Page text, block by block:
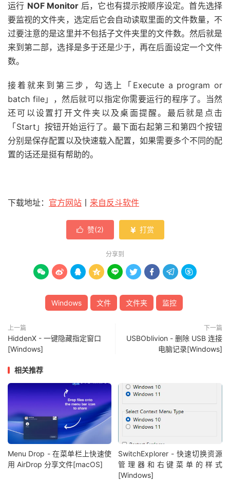
运行 NOF Monitor后，它也有提示按顺序设定。首先选择
要监视的文件夹，选定后它会自动读取里面的文件数量，不
过要注意的是这里并不包括子文件夹里的文件数。然后就是
来到第二部，选择是多于还是少于，再在后面设定一个文件
数。
接着就来到第三步，勾选上「Execute a program or
batch file」，然后就可以指定你需要运行的程序了。当然
还可以设置打开文件夹以及桌面提醒。最后就是点击
「Start」按钮开始运行了。最下面右起第三和第四个按钮
分别是保存配置以及快速载入配置，如果需要多个不同的配
置的话还是挺有帮助的。
下载地址： 官方网站 来自反斗软件
 赞(2)  打赏
分享到
        
Windows 文件 文件夹 监控
上一篇
HiddenX - 一键隐藏指定窗口
[Windows]
下一篇
USBOblivion - 删除 USB 连接
电脑记录[Windows]
相关推荐
Menu Drop - 在菜单栏上快速使
用 AirDrop 分享文件[macOS]
SwitchExplorer - 快速切换资源
管理器和右键菜单的样式
[Windows]